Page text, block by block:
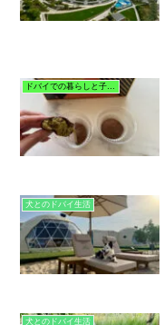
ドバイでの暮らしと子育て
犬とのドバイ生活
犬とのドバイ生活